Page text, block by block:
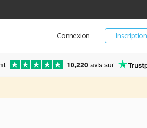
Inscription
Connexion
10,220 avis sur